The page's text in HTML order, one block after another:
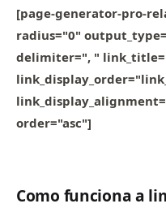
[page-generator-pro-
radius="0"
delimiter=", "
order="asc"]
Como funciona a